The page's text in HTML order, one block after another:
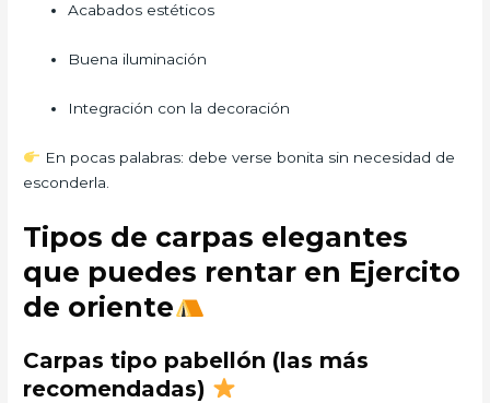
Acabados estéticos
Buena iluminación
Integración con la decoración
En pocas palabras: debe verse bonita sin necesidad de
esconderla.
Tipos de carpas elegantes
que puedes rentar en Ejercito
de oriente
Carpas tipo pabellón (las más
recomendadas)